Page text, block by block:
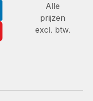
Alle
prijzen
excl. btw.